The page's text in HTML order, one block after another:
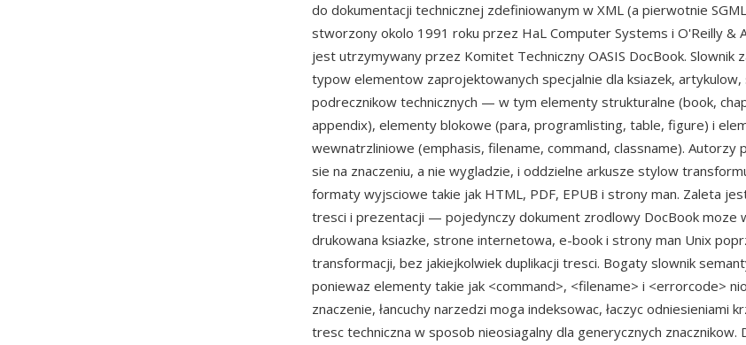
do dokumentacji technicznej zdefiniowanym w XML (a pierwotnie
stworzony okolo 1991 roku przez HaL Computer Systems i O'Reilly &
jest utrzymywany przez Komitet Techniczny OASIS DocBook. Slownik
typow elementow zaprojektowanych specjalnie dla ksiazek,
podrecznikow technicznych — w tym elementy strukturalne (book,
appendix), elementy blokowe (para, programlisting, table, figure) i
wewnatrzliniowe (emphasis, filename, command, classname). Autorzy
sie na znaczeniu, a nie wygladzie, i oddzielne arkusze stylow
formaty wyjsciowe takie jak HTML, PDF, EPUB i strony man. Zaleta
tresci i prezentacji — pojedynczy dokument zrodlowy DocBook moze
drukowana ksiazke, strone internetowa, e-book i strony man Unix
transformacji, bez jakiejkolwiek duplikacji tresci. Bogaty slownik
poniewaz elementy takie jak <command>, <filename> i <errorcode>
znaczenie, łancuchy narzedzi moga indeksowac, łaczyc odniesieniami
tresc techniczna w sposob nieosiagalny dla generycznych znacznikow.